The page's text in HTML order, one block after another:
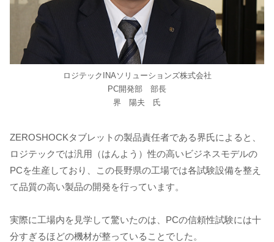
ロジテックINAソリューションズ株式会社
PC開発部 部長
界 陽夫 氏
ZEROSHOCKタブレットの製品責任者である界氏によると、
ロジテックでは汎用（はんよう）性の高いビジネスモデルの
PCを生産しており、この長野県の工場では各試験設備を整え
て品質の高い製品の開発を行っています。
実際に工場内を見学して驚いたのは、PCの信頼性試験には十
分すぎるほどの機材が整っていることでした。